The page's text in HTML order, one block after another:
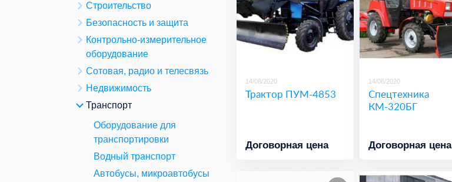
Строительство
Безопасность и защита
Контрольно-измерительное
оборудование
Сотовая, радио и телесвязь
Недвижимость
Транспорт
Оборудование для
транспортировки
Водный транспорт
Автобусы, микроавтобусы
14/08/2020
Трактор ПУМ-4853
Договорная цена
14/08/2020
Спецтехника
КМ-320БГ
Договорная цена